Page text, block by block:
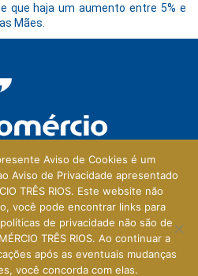
que haja um aumento entre 5% e
Mães.
Central
Francklin, 165 - Loja 114
- RJ - 25803-010
Aviso de Cookies é um
Aviso de Privacidade apresentado
TRÊS RIOS. Este website não
você pode encontrar links para
de privacidade não são de
TRÊS RIOS. Ao continuar a
após as eventuais mudanças
você concorda com elas.